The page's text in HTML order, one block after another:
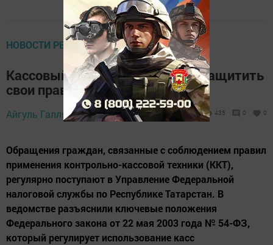
НОВОСТИ РЕГИОНА
Кассовый чек обязателен: как защитить
свои права при покупке
Айгуль Галлямова, 22 июня 2026 - 15:31 435 0 0
Обращения граждан, связанные с соблюдением правил
применения контрольно-кассовой техники (ККТ),
регулярно поступают в Управление Федеральной
налоговой службы по Республике Татарстан. В
ведомстве разъяснили ключевые положения
Федерального закона от 22 мая 2003 года № 54-ФЗ,
который регулирует использование касс